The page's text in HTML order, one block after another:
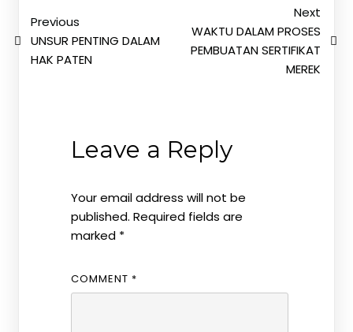
Previous
UNSUR PENTING DALAM
HAK PATEN
Next
WAKTU DALAM PROSES
PEMBUATAN SERTIFIKAT
MEREK
Leave a Reply
Your email address will not be
published. Required fields are
marked *
COMMENT *